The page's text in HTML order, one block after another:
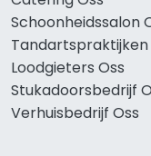
Schoonheidssalon
Tandartspraktijken
Loodgieters Oss
Stukadoorsbedrijf
Verhuisbedrijf Oss